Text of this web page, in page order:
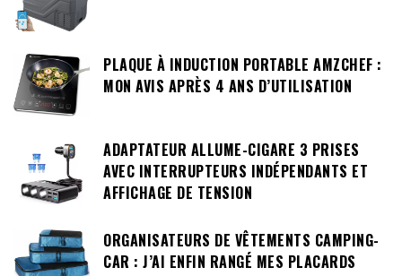
PLAQUE À INDUCTION PORTABLE AMZCHEF :
MON AVIS APRÈS 4 ANS D’UTILISATION
ADAPTATEUR ALLUME-CIGARE 3 PRISES
AVEC INTERRUPTEURS INDÉPENDANTS ET
AFFICHAGE DE TENSION
ORGANISATEURS DE VÊTEMENTS CAMPING-
CAR : J’AI ENFIN RANGÉ MES PLACARDS